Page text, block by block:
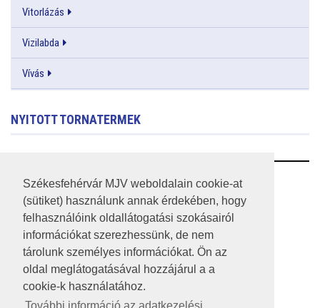
Székesfehérvár MJV weboldalain cookie-at
(sütiket) használunk annak érdekében, hogy
felhasználóink oldallátogatási szokásairól
információkat szerezhessünk, de nem
tárolunk személyes információkat. Ön az
oldal meglátogatásával hozzájárul a a
cookie-k használatához.
Vitorlázás
Vizilabda
Vívás
NYITOTT TORNATERMEK
RSS
A HONLAP 2017.03.31-I ÁLLAPOTA
JOGI NYILATKOZAT
IMPRESSZUM